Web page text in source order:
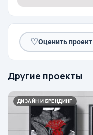
♡Оценить проект
Другие проекты
ДИЗАЙН И БРЕНДИНГ